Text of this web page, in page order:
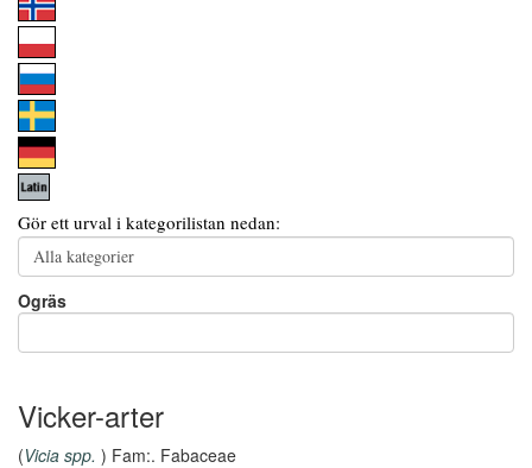
Gör ett urval i kategorilistan nedan:
Ogräs
Vicker-arter
(Vicia spp. ) Fam:. Fabaceae